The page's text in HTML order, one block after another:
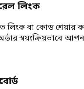
লিংক
লিংক বা কোড শেয়ার
স্বয়ংক্রিয়ভাবে